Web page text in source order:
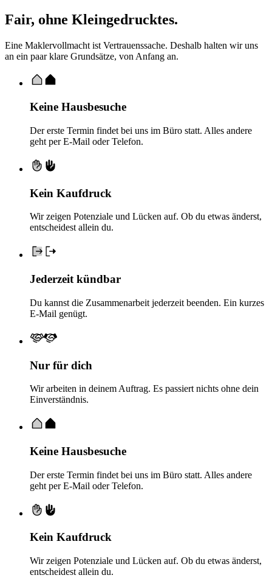
Fair, ohne Kleingedrucktes.
Eine Maklervollmacht ist Vertrauenssache. Deshalb halten wir uns
an ein paar klare Grundsätze, von Anfang an.
Keine Hausbesuche
Der erste Termin findet bei uns im Büro statt. Alles andere
geht per E-Mail oder Telefon.
Kein Kaufdruck
Wir zeigen Potenziale und Lücken auf. Ob du etwas änderst,
entscheidest allein du.
Jederzeit kündbar
Du kannst die Zusammenarbeit jederzeit beenden. Ein kurzes
E-Mail genügt.
Nur für dich
Wir arbeiten in deinem Auftrag. Es passiert nichts ohne dein
Einverständnis.
Keine Hausbesuche
Der erste Termin findet bei uns im Büro statt. Alles andere
geht per E-Mail oder Telefon.
Kein Kaufdruck
Wir zeigen Potenziale und Lücken auf. Ob du etwas änderst,
entscheidest allein du.